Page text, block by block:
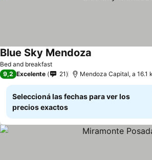
Bed and breakfast
Blue Sky Mendoza
9,2 Excelente 21 Mendoza Capital, a 16.1
Seleccioná las fechas para ver los
precios exactos